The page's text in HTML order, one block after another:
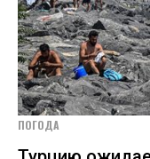
ПОГОДА